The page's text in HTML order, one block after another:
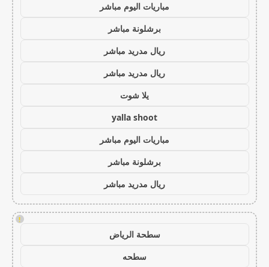
مباريات اليوم مباشر
برشلونة مباشر
ريال مدريد مباشر
ريال مدريد مباشر
يلا شوت
yalla shoot
مباريات اليوم مباشر
برشلونة مباشر
ريال مدريد مباشر
!
سطحة الرياض
سطحه